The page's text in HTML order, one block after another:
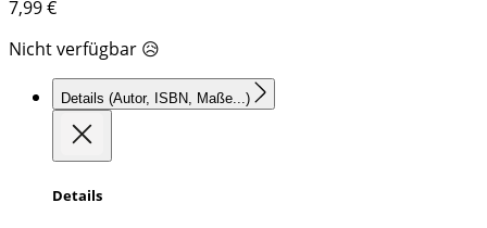
7,99€
Nicht verfügbar 😥
Details (Autor, ISBN, Maße...)
Details